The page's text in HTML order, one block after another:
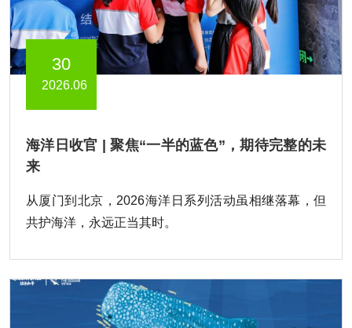
30
2026.06
海洋日收官 | 聚焦“一半的蓝色”，期待完整的未
来
从厦门到北京，2026海洋日系列活动虽相继落幕，但
共护海洋，永远正当其时。